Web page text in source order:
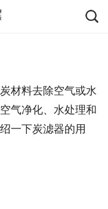
材料去除空气或水
气净化、水处理和
一下炭滤器的用